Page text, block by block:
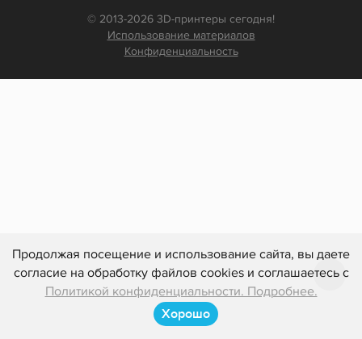
Продолжая посещение и использование сайта, вы даете
согласие на обработку файлов cookies и соглашаетесь с
Политикой конфиденциальности. Подробнее.
Хорошо
© 2013-2026 3D-принтеры сегодня!
Использование материалов
Конфиденциальность